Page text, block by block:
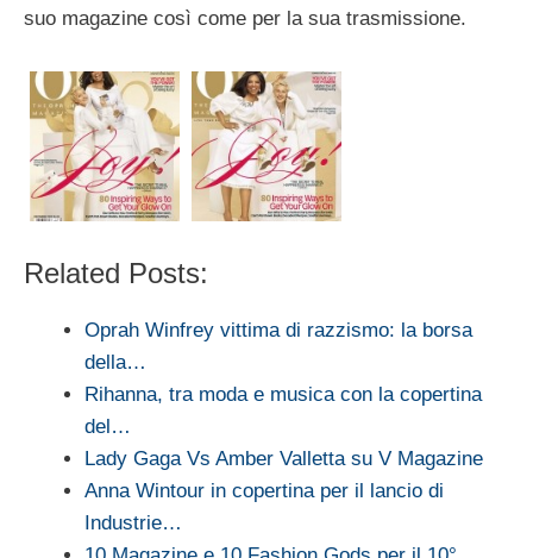
suo magazine così come per la sua trasmissione.
Related Posts:
Oprah Winfrey vittima di razzismo: la borsa
della…
Rihanna, tra moda e musica con la copertina
del…
Lady Gaga Vs Amber Valletta su V Magazine
Anna Wintour in copertina per il lancio di
Industrie…